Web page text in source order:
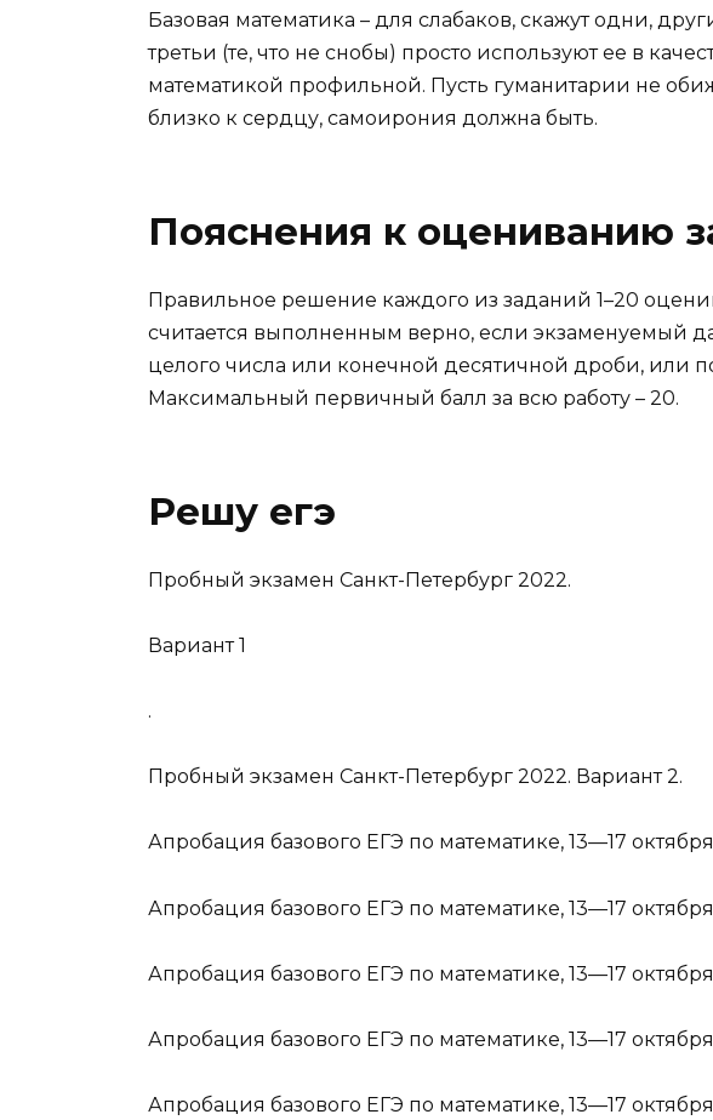
Базовая математика – для слабаков, скажут одни,
третьи (те, что не снобы) просто используют ее в
математикой профильной. Пусть гуманитарии не
близко к сердцу, самоирония должна быть.
Пояснения к оцениванию
Правильное решение каждого из заданий 1–20
считается выполненным верно, если экзаменуемый
целого числа или конечной десятичной дроби, или
Максимальный первичный балл за всю работу – 20.
Решу егэ
Пробный экзамен Санкт-Петербург 2022.
Вариант 1
.
Проб­ный эк­за­мен Санкт-Петербург 2022. Вариант 2.
Апробация базового ЕГЭ по математике, 13—17
Апробация базового ЕГЭ по математике, 13—17
Апробация базового ЕГЭ по математике, 13—17
Апробация базового ЕГЭ по математике, 13—17
Апробация базового ЕГЭ по математике, 13—17